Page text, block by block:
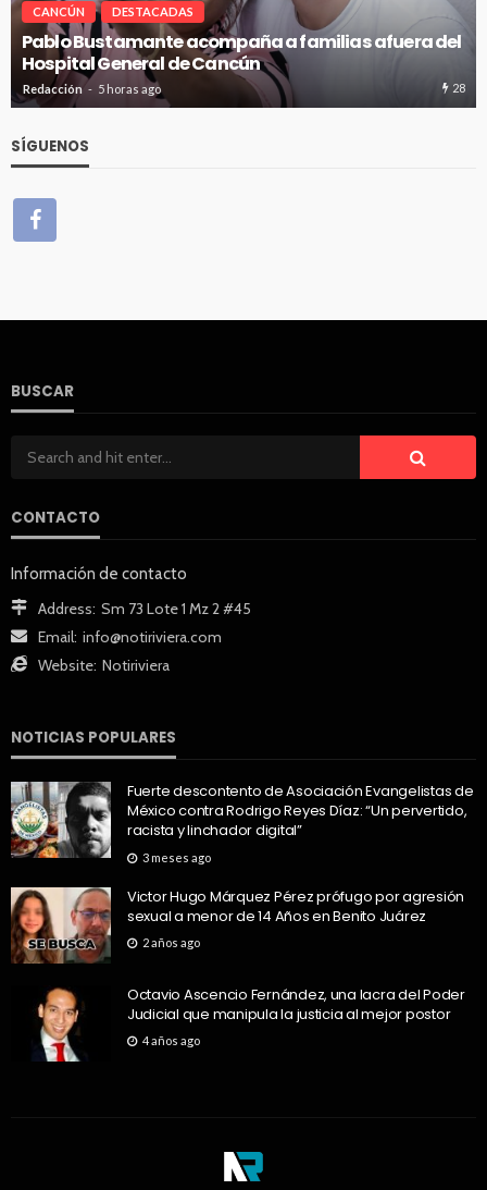
CANCÚN DESTACADAS
Pablo Bustamante acompaña a familias afuera del
Hospital General de Cancún
Redacción 5 horas ago 28
SÍGUENOS
BUSCAR
CONTACTO
Información de contacto
Address: Sm 73 Lote 1 Mz 2 #45
Email: info@notiriviera.com
Website: Notiriviera
NOTICIAS POPULARES
Fuerte descontento de Asociación Evangelistas de
México contra Rodrigo Reyes Díaz: “Un pervertido,
racista y linchador digital”
3 meses ago
Victor Hugo Márquez Pérez prófugo por agresión
sexual a menor de 14 Años en Benito Juárez
2 años ago
Octavio Ascencio Fernández, una lacra del Poder
Judicial que manipula la justicia al mejor postor
4 años ago